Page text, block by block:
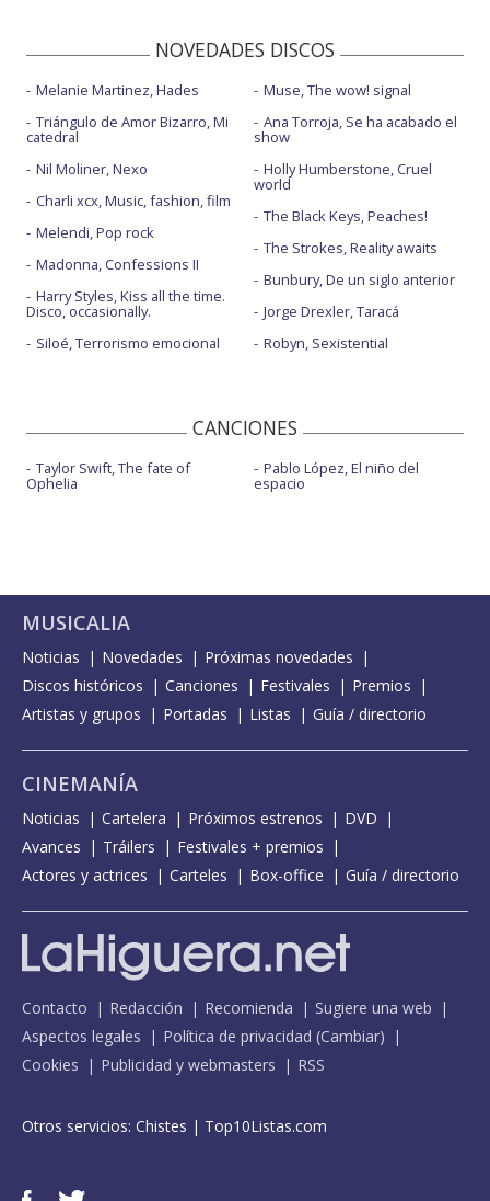
NOVEDADES DISCOS
Melanie Martinez, Hades
Triángulo de Amor Bizarro, Mi
catedral
Nil Moliner, Nexo
Charli xcx, Music, fashion, film
Melendi, Pop rock
Madonna, Confessions II
Harry Styles, Kiss all the time.
Disco, occasionally.
Siloé, Terrorismo emocional
Muse, The wow! signal
Ana Torroja, Se ha acabado el
show
Holly Humberstone, Cruel
world
The Black Keys, Peaches!
The Strokes, Reality awaits
Bunbury, De un siglo anterior
Jorge Drexler, Taracá
Robyn, Sexistential
CANCIONES
Taylor Swift, The fate of
Ophelia
Pablo López, El niño del
espacio
MUSICALIA
Noticias Novedades
Próximas novedades
Discos históricos
Canciones Festivales
Premios
Artistas y grupos
Portadas Listas Guía / directorio
CINEMANÍA
Noticias Cartelera Próximos estrenos
DVD
Avances
Tráilers
Festivales + premios
Actores y actrices
Carteles Box-office Guía / directorio
Contacto Redacción Recomienda
Sugiere una web
Aspectos legales
Política de privacidad (Cambiar)
Cookies
Publicidad y webmasters RSS
Otros servicios: Chistes | Top10Listas.com